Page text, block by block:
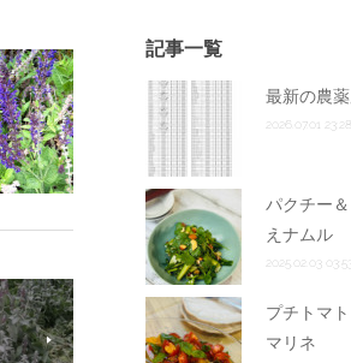
記事一覧
最新の農
2026.07.01 23:28
パクチー
えナムル
2025.02.03 03:53
プチトマ
マリネ